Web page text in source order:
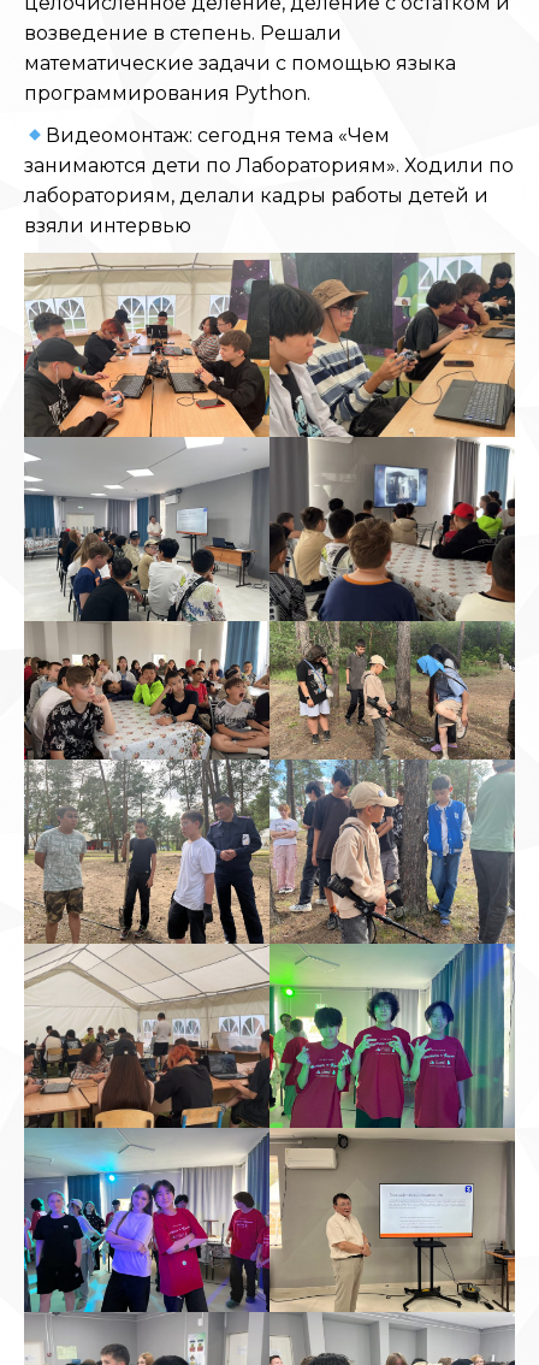
возведение в степень. Решали
математические задачи с помощью языка
программирования Python.
Видеомонтаж: сегодня тема «Чем
занимаются дети по Лабораториям». Ходили по
лабораториям, делали кадры работы детей и
взяли интервью